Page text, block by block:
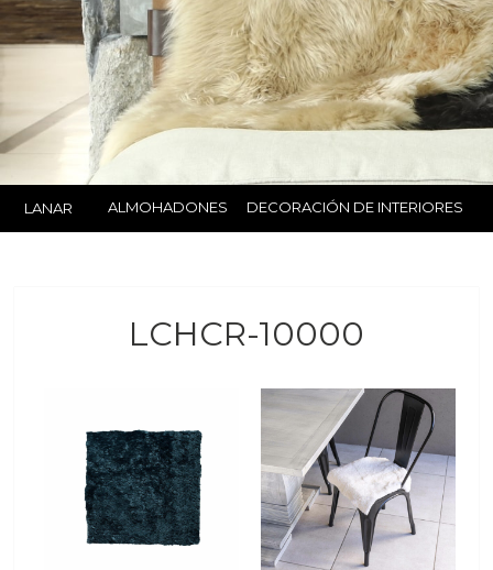
LANAR ALMOHADONES DECORACIÓN DE INTERIORES
LCHCR-10000